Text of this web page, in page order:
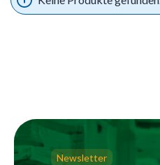
Newsletter